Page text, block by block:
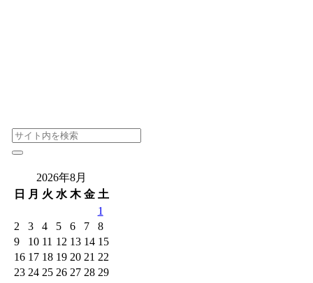
2026年8月
日
月 火 水 木 金 土
1
2
3 4 5 6 7
8
9
10 11 12 13 14 15
16 17 18 19 20 21 22
23 24 25 26 27 28 29